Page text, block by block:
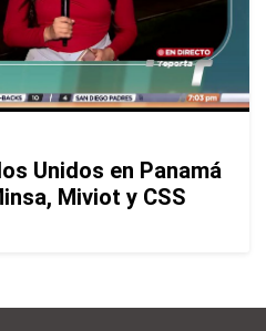
Unidos en Panamá
Miviot y CSS